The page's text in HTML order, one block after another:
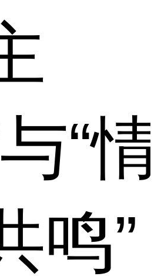
“情
鸣”